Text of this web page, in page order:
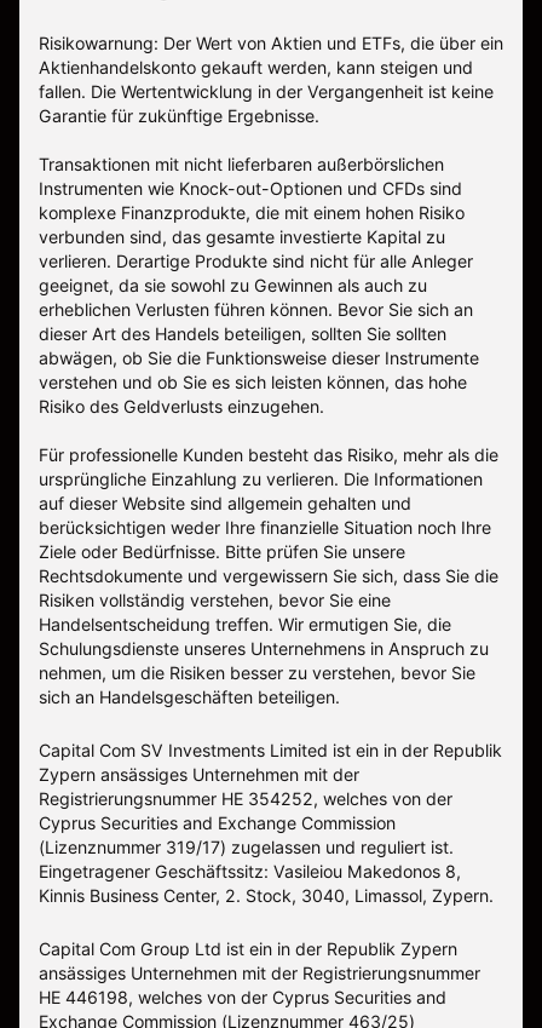
Risikowarnung: Der Wert von Aktien und ETFs, die über ein
Aktienhandelskonto gekauft werden, kann steigen und
fallen. Die Wertentwicklung in der Vergangenheit ist keine
Garantie für zukünftige Ergebnisse.
Transaktionen mit nicht lieferbaren außerbörslichen
Instrumenten wie Knock-out-Optionen und CFDs sind
komplexe Finanzprodukte, die mit einem hohen Risiko
verbunden sind, das gesamte investierte Kapital zu
verlieren. Derartige Produkte sind nicht für alle Anleger
geeignet, da sie sowohl zu Gewinnen als auch zu
erheblichen Verlusten führen können. Bevor Sie sich an
dieser Art des Handels beteiligen, sollten Sie sollten
abwägen, ob Sie die Funktionsweise dieser Instrumente
verstehen und ob Sie es sich leisten können, das hohe
Risiko des Geldverlusts einzugehen.
Für professionelle Kunden besteht das Risiko, mehr als die
ursprüngliche Einzahlung zu verlieren. Die Informationen
auf dieser Website sind allgemein gehalten und
berücksichtigen weder Ihre finanzielle Situation noch Ihre
Ziele oder Bedürfnisse. Bitte prüfen Sie unsere
Rechtsdokumente und vergewissern Sie sich, dass Sie die
Risiken vollständig verstehen, bevor Sie eine
Handelsentscheidung treffen. Wir ermutigen Sie, die
Schulungsdienste unseres Unternehmens in Anspruch zu
nehmen, um die Risiken besser zu verstehen, bevor Sie
sich an Handelsgeschäften beteiligen.
Capital Com SV Investments Limited ist ein in der Republik
Zypern ansässiges Unternehmen mit der
Registrierungsnummer HE 354252, welches von der
Cyprus Securities and Exchange Commission
(Lizenznummer 319/17) zugelassen und reguliert ist.
Eingetragener Geschäftssitz: Vasileiou Makedonos 8,
Kinnis Business Center, 2. Stock, 3040, Limassol, Zypern.
Capital Com Group Ltd ist ein in der Republik Zypern
ansässiges Unternehmen mit der Registrierungsnummer
ΗΕ 446198, welches von der Cyprus Securities and
Exchange Commission (Lizenznummer 463/25)